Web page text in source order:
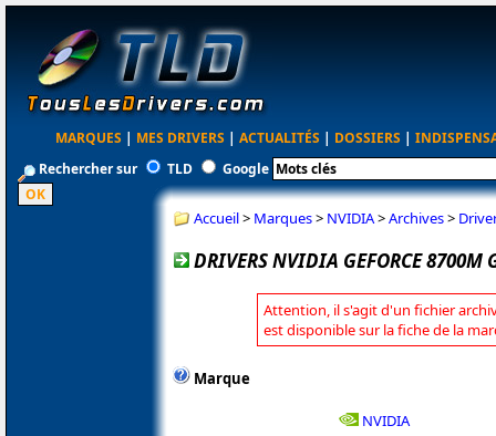
MARQUES | MES DRIVERS | ACTUALITÉS | DOSSIERS |
Rechercher sur
TLD Google
Accueil> Marques> NVIDIA>Archives>
DRIVERS NVIDIA GEFORCE 8700M
Attention, il s'agit d'un fichier
est disponible sur la fiche de la
Marque
NVIDIA